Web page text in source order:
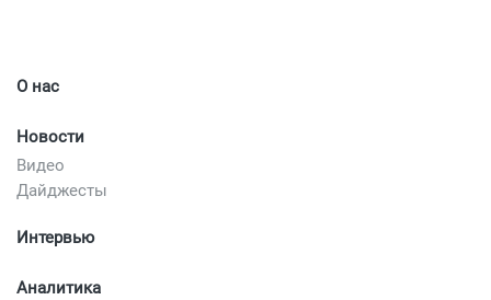
О нас
Новости
Видео
Дайджесты
Интервью
Аналитика